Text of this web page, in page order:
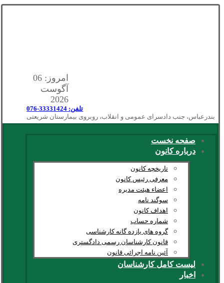
امروز: 06
آگوست
2026
تلفن: 33331424-076
بندرعباس، جنب دادسرای عمومی و انقلاب، روبروی بیمارستان شریعتی
صفحه نخست
درباره کانون
تاریخچه کانون
معرفی رئیس کانون
اعضاء هیئت مدیره
سوگند نامه
اهداف کانون
شماره حساب
گروه های یازده گانه کارشناسی
قانون کارشناسان رسمی دادگستری
آئین نامه اجرائی قانون
لیست کامل کارشناسان
اخبار